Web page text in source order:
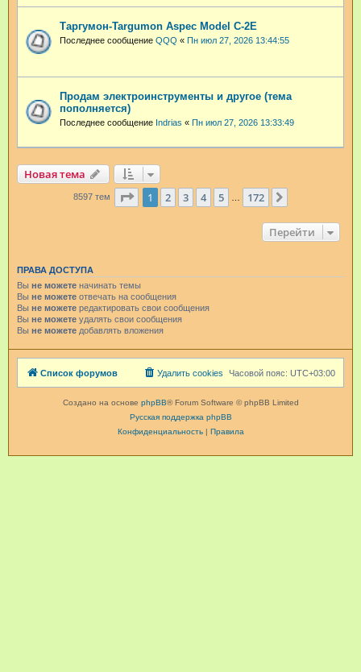
Таргумон-Targumon Aspec Model C-2E
Последнее сообщение QQQ « Пн июл 27, 2026 13:44:55
Продам электроинструменты и другое (тема
пополняется)
Последнее сообщение Indrias « Пн июл 27, 2026 13:33:49
Новая тема
8597 тем Страница из 172
1 2 3 4 5 … 172
Перейти
ПРАВА ДОСТУПА
Вы не можете начинать темы
Вы не можете отвечать на сообщения
Вы не можете редактировать свои сообщения
Вы не можете удалять свои сообщения
Вы не можете добавлять вложения
Список форумов Часовой пояс: UTC+03:00
Удалить cookies
Создано на основе phpBB® Forum Software © phpBB Limited
Русская поддержка phpBB
Конфиденциальность| Правила